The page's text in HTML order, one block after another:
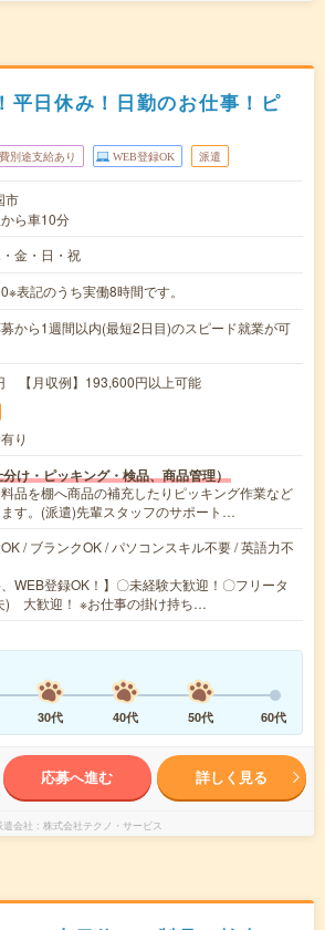
平日休み！日勤のお仕事！ピ
別途支給あり WEB登録OK 派遣
市
ら車10分
金・日・祝
表記のうち実働8時間です。
から1週間以内(最短2日目)のスピード就業が可
【月収例】193,600円以上可能
り
け・ピッキング・検品、商品管理）
品を棚へ商品の補充したりピッキング作業など
す。(派遣)先輩スタッフのサポート…
/ ブランクOK / パソコンスキル不要 / 英語力不
、WEB登録OK！】〇未経験大歓迎！〇フリータ
) 大歓迎！ ※お仕事の掛け持ち…
30代 40代 50代 60代
応募へ進む 詳しく見る
遣会社 株式会社テクノ・サービス